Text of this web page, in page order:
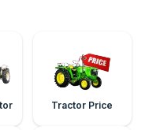
Tractor Price